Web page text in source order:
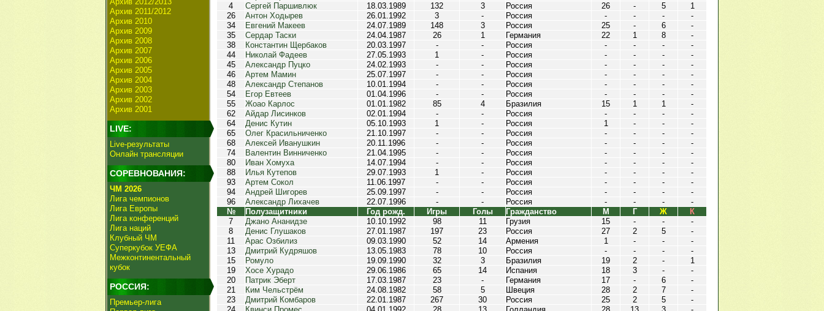
Архив 2011/2012
Архив 2010
Архив 2009
Архив 2008
Архив 2007
Архив 2006
Архив 2005
Архив 2004
Архив 2003
Архив 2002
Архив 2001
LIVE:
Live-результаты
Онлайн трансляции
СОРЕВНОВАНИЯ:
ЧМ 2026
Лига чемпионов
Лига Европы
Лига конференций
Лига наций
Клубный ЧМ
Суперкубок УЕФА
Межконтинентальный
кубок
РОССИЯ:
Премьер-лига
4
Сергей Паршивлюк 18.03.1989 132 3 Россия 26 - 5
1
26
Антон Ходырев 26.01.1992 3 - Россия - - -
-
34
Евгений Макеев 24.07.1989 148 3 Россия 25 - 6
-
35
Сердар Таски 24.04.1987 26 1 Германия 22 1 8
-
38
Константин Щербаков 20.03.1997 - - Россия - - -
-
44
Николай Фадеев 27.05.1993 1 - Россия - - -
-
45
Александр Пуцко 24.02.1993 - - Россия - - -
-
46
Артем Мамин 25.07.1997 - - Россия - - -
-
48
Александр Степанов 10.01.1994 - - Россия - - -
-
54
Егор Евтеев 01.04.1996 - - Россия - - -
-
55
Жоао Карлос 01.01.1982 85 4 Бразилия 15 1 1
-
62
Айдар Лисинков 02.01.1994 - - Россия - - -
-
64
Денис Кутин 05.10.1993 1 - Россия 1 - -
-
65
Олег Красильниченко 21.10.1997 - - Россия - - -
-
68
Алексей Иванушкин 20.11.1996 - - Россия - - -
-
74
Валентин Винниченко 21.04.1995 - - Россия - - -
-
80
Иван Хомуха 14.07.1994 - - Россия - - -
-
88
Илья Кутепов 29.07.1993 1 - Россия - - -
-
93
Артем Сокол 11.06.1997 - - Россия - - -
-
94
Андрей Шигорев 25.09.1997 - - Россия - - -
-
96
Александр Лихачев 22.07.1996 - - Россия - - -
-
№
Полузащитники Год рожд. Игры Голы Гражданство М Г Ж
К
7
Джано Ананидзе 10.10.1992 98 11 Грузия 15 - -
-
8
Денис Глушаков 27.01.1987 197 23 Россия 27 2 5
-
11
Арас Озбилиз 09.03.1990 52 14 Армения 1 - -
-
13
Дмитрий Кудряшов 13.05.1983 78 10 Россия - - -
-
15
Ромуло 19.09.1990 32 3 Бразилия 19 2 -
1
19
Хосе Хурадо 29.06.1986 65 14 Испания 18 3 -
-
20
Патрик Эберт 17.03.1987 23 - Германия 17 - 6
-
21
Ким Чельстрём 24.08.1982 58 5 Швеция 28 2 7
-
23
Дмитрий Комбаров 22.01.1987 267 30 Россия 25 2 5
-